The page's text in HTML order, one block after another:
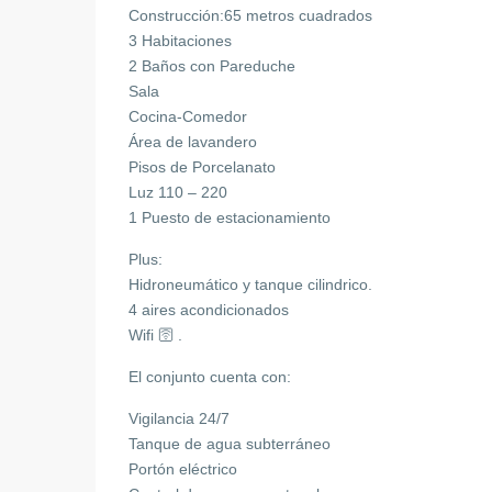
Construcción:65 metros cuadrados
3 Habitaciones
2 Baños con Pareduche
Sala
Cocina-Comedor
Área de lavandero
Pisos de Porcelanato
Luz 110 – 220
1 Puesto de estacionamiento
Plus:
Hidroneumático y tanque cilindrico.
4 aires acondicionados
Wifi 🛜 .
El conjunto cuenta con:
Vigilancia 24/7
Tanque de agua subterráneo
Portón eléctrico